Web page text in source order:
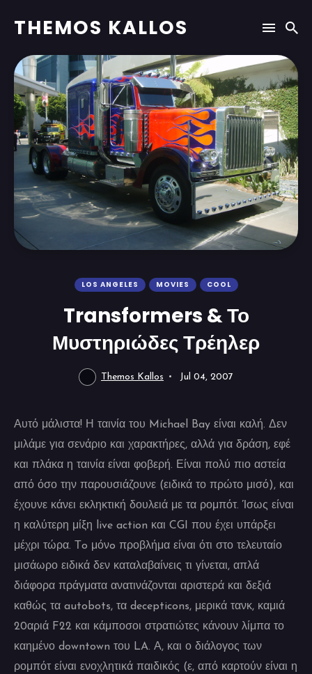
THEMOS KALLOS
LOS ANGELES MOVIES COOL
Transformers & Το
Μυστηριώδες Τρέηλερ
Themos Kallos Jul 04, 2007
Αυτό μάλιστα! Η ταινία του Michael Bay είναι καλή. Δεν
μιλάμε για σενάριο και χαρακτήρες, αλλά για δράση, εφέ
και πλάκα η ταινία είναι φοβερή. Είναι πολύ πιο αστεία
από όσο την παρουσιάζουνε (ειδικά το πρώτο μισό), και
έχουνε κάνει εκληκτική δουλειά με τα ρομπότ. Ίσως είναι
η καλύτερη μίξη live action και CGI που έχει υπάρξει
μέχρι τώρα. Τo μόνo προβλήμα είναι ότι στο τελευταίο
μισάωρο ειδικά δεν καταλαβαίνεις τι γίνεται, απλά
διάφορα πράγματα ανατινάζονται αριστερά και δεξιά
καθώς τα autobots, τα decepticons, μερικά τανκ, καμιά
20αριά F22 και κάμποσοι στρατιώτες κάνουν λίμπα το
καημένο downtown του LA. Α, και ο διάλογος των
ρομπότ είναι ενοχλητικά παιδικός (ε, από καρτούν είναι η